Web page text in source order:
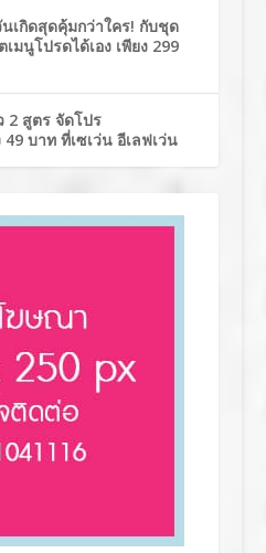
เกิดสุดคุ้มกว่าใคร! กับชุด
เมนูโปรดได้เอง เพียง 299
2 สูตร จัดโปร
49 บาท ที่เซเว่น อีเลฟเว่น